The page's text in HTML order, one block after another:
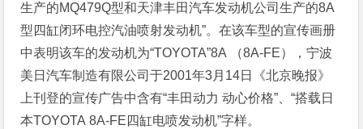
生产的MQ479Q型和天津丰田汽车发动机公司生产的8A
型四缸闭环电控汽油喷射发动机”。在该车型的宣传画册
中表明该车的发动机为“TOYOTA”8A （8A-FE），宁波
美日汽车制造有限公司于2001年3月14日《北京晚报》
上刊登的宣传广告中含有“丰田动力 动心价格”、“搭载日
本TOYOTA 8A-FE四缸电喷发动机”字样。